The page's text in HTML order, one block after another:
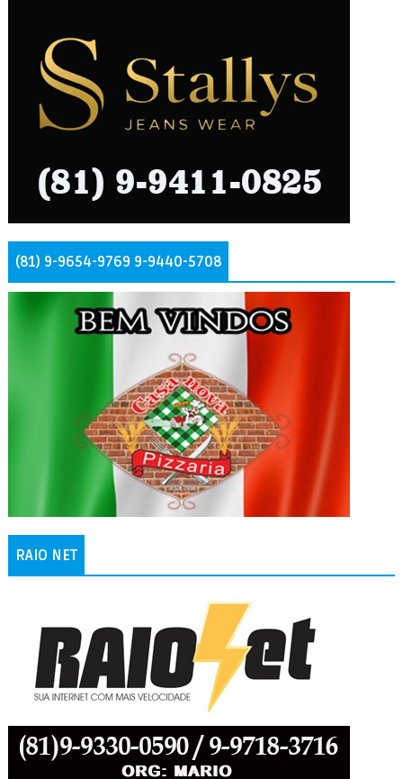
(81) 9-9654-9769 9-9440-5708
RAIO NET